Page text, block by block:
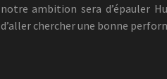
notre ambition sera d’épauler
d’aller chercher une bonne